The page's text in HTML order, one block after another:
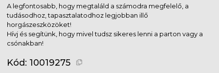
A legfontosabb, hogy megtaláld a számodra megfelelő, a
tudásodhoz, tapasztalatodhoz legjobban illő
horgászeszközöket!
Hívj és segítünk, hogy mivel tudsz sikeres lenni a parton vagy a
csónakban!
Kód: 10019275